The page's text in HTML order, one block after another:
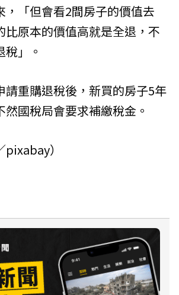
，「但會看2間房子的價值去
比原本的價值高就是全退，不
」。
請重購退稅後，新買的房子5年
然國稅局會要求補繳稅金。
pixabay）